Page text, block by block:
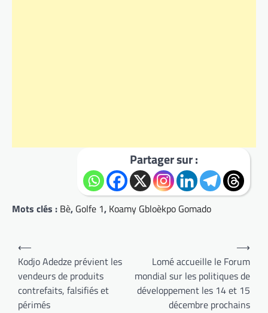
Partager sur :
Mots clés : Bè, Golfe 1, Koamy Gbloèkpo Gomado
Navigation
de
l’article
⟵
Kodjo Adedze prévient les
vendeurs de produits
contrefaits, falsifiés et
périmés
Lomé accueille le Forum
mondial sur les politiques de
développement les 14 et 15
décembre prochains
⟶